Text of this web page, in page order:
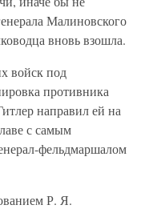
Малиновского
вновь взошла.
войск под
противника
направил ей на
с самым
фельдмаршалом
Р. Я.